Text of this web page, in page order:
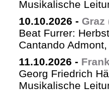
Musikalische
10.10.2026 - Graz
Beat Furrer:
Cantando
11.10.2026 -
Georg Friedrich
Musikalische